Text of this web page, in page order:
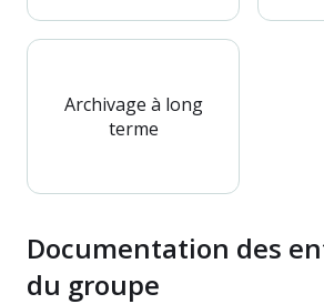
Archivage à long
terme
Documentation des
du groupe